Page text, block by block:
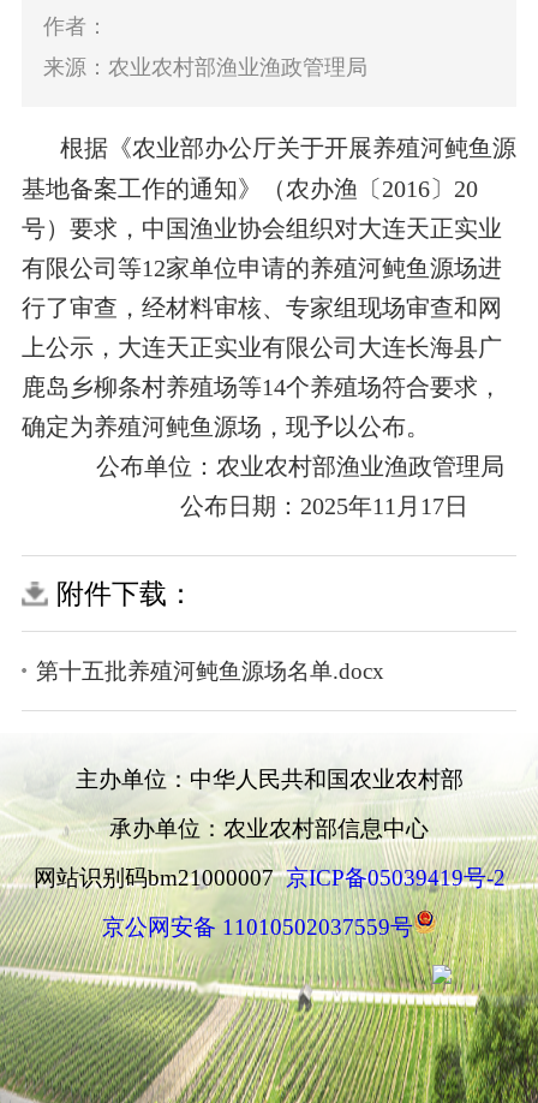
作者：
来源：农业农村部渔业渔政管理局
根据《农业部办公厅关于开展养殖河鲀鱼源
基地备案工作的通知》（农办渔〔2016〕20
号） 要求 ，中国渔业协会组织对大连天正实业
有限公司等12家单位申请的养殖河鲀鱼源场进
行了审查 ， 经材料审核、专家组现场审查和网
上公示，大连天正实业有限公司大连长海县广
鹿岛乡柳条村养殖场等14个养殖场符合要求，
确定为养殖河鲀鱼源场， 现予以公布。
公布单位：农业农村部渔业渔政管理局
公布日期：2025年11 月 17日
附件下载：
第十五批养殖河鲀鱼源场名单.docx
主办单位：中华人民共和国农业农村部
承办单位：农业农村部信息中心
网站识别码bm21000007京ICP备05039419号-2
京公网安备 11010502037559号